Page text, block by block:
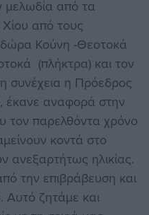
μελωδία από τα
από τους
Κούνη -Θεοτοκά
(πλήκτρα) και τον
συνέχεια η Πρόεδρος
αναφορά στην
τον παρελθόντα χρόνο
κοντά στο
ανεξαρτήτως ηλικίας.
την επιβράβευση και
ζητάμε και